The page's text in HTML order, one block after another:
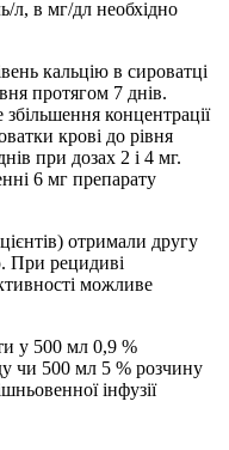
л, в мг/дл необхідно
кальцію в сироватці
протягом 7 днів.
концентрації
крові до рівня
при дозах 2 і 4 мг.
6 мг препарату
отримали другу
При рецидиві
можливе
у 500 мл 0,9 %
чи 500 мл 5 % розчину
інфузії